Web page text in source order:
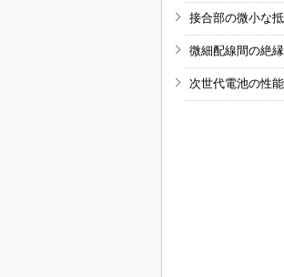
接合部の微小な
微細配線間の絶
次世代電池の性